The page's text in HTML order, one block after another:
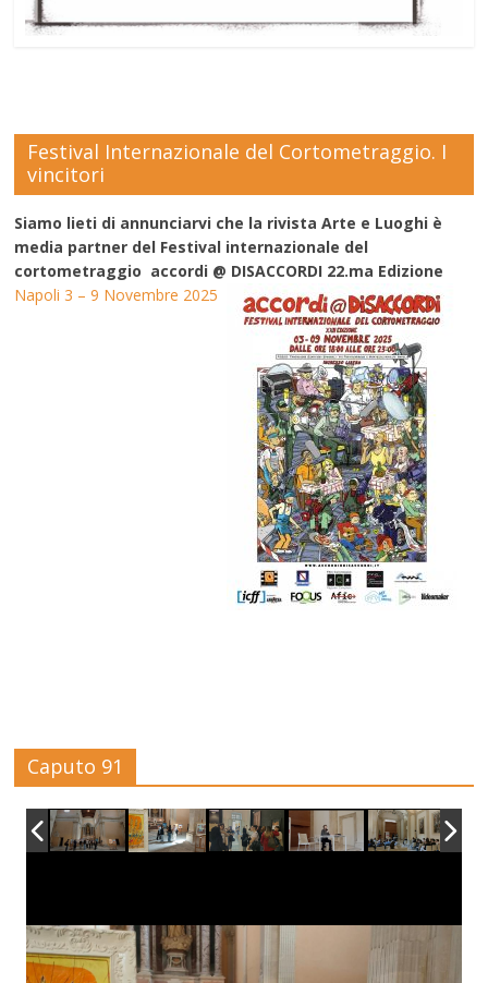
Festival Internazionale del Cortometraggio. I
vincitori
Siamo lieti di annunciarvi che la rivista Arte e Luoghi è
media partner del Festival internazionale del
cortometraggio accordi @ DISACCORDI 22.ma Edizione
Napoli 3 – 9 Novembre 2025
Caputo 91